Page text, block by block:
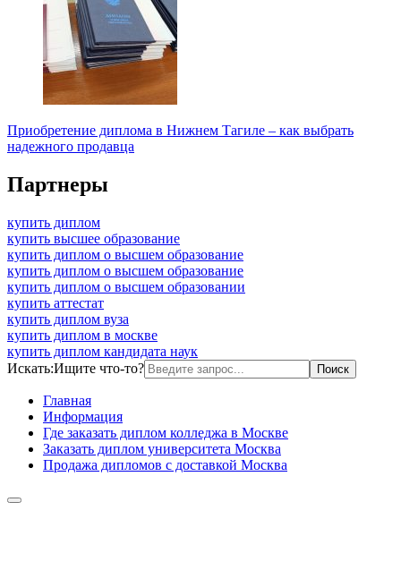
Приобретение диплома в Нижнем Тагиле – как выбрать
надежного продавца
Партнеры
купить диплом
купить высшее образование
купить диплом о высшем образование
купить диплом о высшем образование
купить диплом о высшем образовании
купить аттестат
купить диплом вуза
купить диплом в москве
купить диплом кандидата наук
Искать:Ищите что-то?
Главная
Информация
Где заказать диплом колледжа в Москве
Заказать диплом университета Москва
Продажа дипломов с доставкой Москва